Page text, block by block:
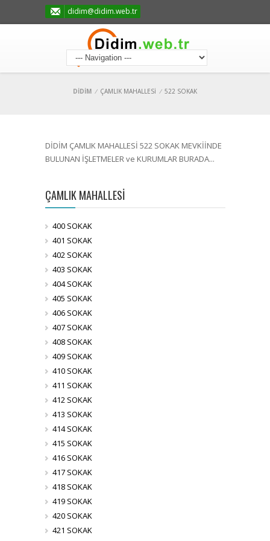
didim@didim.web.tr
DİDİM / ÇAMLIK MAHALLESİ / 522 SOKAK
DİDİM ÇAMLIK MAHALLESİ 522 SOKAK MEVKİİNDE
BULUNAN İŞLETMELER ve KURUMLAR BURADA...
ÇAMLIK MAHALLESİ
400 SOKAK
401 SOKAK
402 SOKAK
403 SOKAK
404 SOKAK
405 SOKAK
406 SOKAK
407 SOKAK
408 SOKAK
409 SOKAK
410 SOKAK
411 SOKAK
412 SOKAK
413 SOKAK
414 SOKAK
415 SOKAK
416 SOKAK
417 SOKAK
418 SOKAK
419 SOKAK
420 SOKAK
421 SOKAK